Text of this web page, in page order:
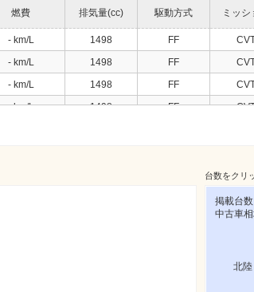
燃費 排気量(cc) 駆動方式 ミッシ
- km/L 1498 FF
- km/L 1498 FF
- km/L 1498 FF
- km/L 1498 FF
CVT
CVT
台数をクリ
掲載台数
中古車相
北陸